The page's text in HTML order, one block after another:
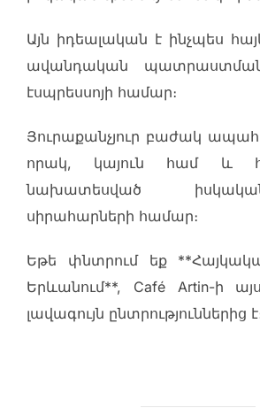
Այն իդեալական է ինչպես
ավանդական
էսպրեսսոյի համար։
Յուրաքանչյուր բաժակ
որակ, կայուն համ և
նախատեսված
սիրահարների համար։
Եթե փնտրում եք
Երևանում**, Café Artin-ի
լավագույն ընտրություններից